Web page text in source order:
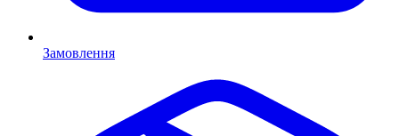
Замовлення